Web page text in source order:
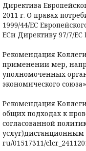
Директива
2011 г. О правах
1999/44/ЕС
ЕСи Директиву 97/7/ЕС
Рекомендация
применении мер,
уполномоченных
экономического
Рекомендация
общих подходах к
согласованной
услуг)дистанционным
ru/01517311/